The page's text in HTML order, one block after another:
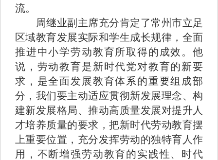
流。
周继业副主席充分肯定了常州市立足
区域教育发展实际和学生成长规律，全面
推进中小学劳动教育所取得的成效。他
说，劳动教育是新时代党对教育的新要
求，是全面发展教育体系的重要组成部
分，我们要主动适应贯彻新发展理念、构
建新发展格局、推动高质量发展对提升人
才培养质量的要求，把新时代劳动教育摆
上重要位置，充分发挥劳动的独特育人作
用，不断增强劳动教育的实践性、时代